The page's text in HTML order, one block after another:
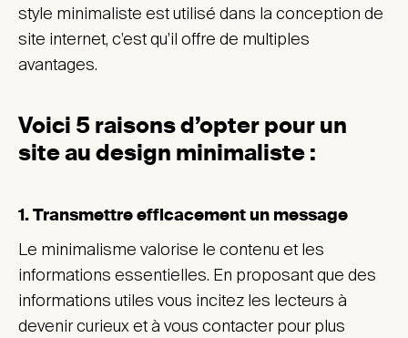
style minimaliste est utilisé dans la conception de
site internet, c’est qu’il offre de multiples
avantages.
Voici 5 raisons d’opter pour un
site au design minimaliste :
1. Transmettre efficacement un message
Le minimalisme valorise le contenu et les
informations essentielles. En proposant que des
informations utiles vous incitez les lecteurs à
devenir curieux et à vous contacter pour plus